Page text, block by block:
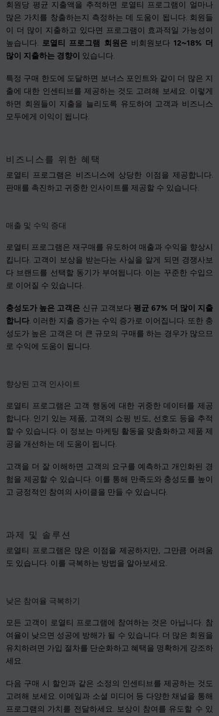
회원당 평균 지출액을 추적하면 로열티 프로그램이 얼마나
많은 가치를 창출하는지 측정하는 데 도움이 됩니다. 회원들
이 더 많이 지출하고 있다면 프로그램이 효과적일 가능성이
높습니다.
로열티 프로그램 회원은비회원보다 12~18% 더
많이 지출하는 경향이 있습니다.
특정 구매 한도에 도달하면 보너스 포인트와 같이 더 많은 지
출에 대한 인센티브를 제공하는 것도 고려해 보세요. 이렇게
하면 회원들이 지출을 늘리도록 유도하여 고객과 비즈니스
모두에게 이익이 됩니다.
비즈니스를 위한 혜택
로열티 프로그램은 비즈니스에 상당한 이점을 제공합니다.
판매를 촉진하고 귀중한 인사이트를 제공할 수 있습니다.
매출 및 수익 증대
로열티 프로그램은 재구매를 유도하여 매출과 수익을 향상시
킵니다. 고객이 보상을 받는다는 사실을 알게 되면 경쟁사보
다 브랜드를 선택할 동기가 부여됩니다. 이는 꾸준한 수입으
로 이어질 수 있습니다.
충성도가 높은 고객은 신규 고객보다 평균 67% 더 많이 지출
합니다 . 이러한 지출 증가는 수익 증가로 이어집니다. 또한 충
성도가 높은 고객은 더 큰 규모의 구매를 하는 경우가 많으므
로 수익에 도움이 됩니다.
향상된 고객 인사이트
로열티 프로그램은 고객 행동에 대한 귀중한 데이터를 제공
합니다. 인기 있는 제품, 고객의 쇼핑 빈도, 선호도 등을 추적
할 수 있습니다. 이 정보는 마케팅 활동을 맞춤화하고 제품 제
공을 개선하는 데 도움이 됩니다.
고객을 더 잘 이해하면 고객의 요구를 예측하고 개인화된 경
험을 제공할 수 있습니다. 이를 통해 만족도와 충성도를 높이
고 긍정적인 참여의 사이클을 만들 수 있습니다.
과제 및 솔루션
로열티 프로그램은 많은 이점을 제공하지만, 그만큼 어려움
도 있습니다. 이를 극복하는 방법을 알아보세요.
낮은 참여율 극복하기
모든 고객이 로열티 프로그램에 참여하는 것은 아닙니다. 참
여율이 낮으면 성공에 방해가 될 수 있습니다. 더 많은 회원을
유치하려면 가입 절차를 단순화하고 혜택을 명확하게 강조하
세요.
다음 구매 시 할인과 같은 소정의 인센티브를 제공하는 것도
고려해 보세요. 이메일과 소셜 미디어 등 다양한 채널을 통해
프로그램의 가치를 전달하세요. 보상이 참여를 유도할 수 있